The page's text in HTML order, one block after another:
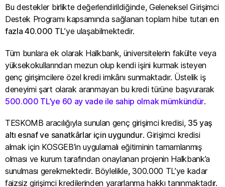
Bu destekler birlikte değerlendirildiğinde, Geleneksel Girişimci
Destek Programı kapsamında sağlanan toplam hibe tutarı en
fazla 40.000 TL’ye ulaşabilmektedir.
Tüm bunlara ek olarak Halkbank, üniversitelerin fakülte veya
yüksekokullarından mezun olup kendi işini kurmak isteyen
genç girişimcilere özel kredi imkânı sunmaktadır. Üstelik iş
deneyimi şart olarak aranmayan bu kredi türüne başvurarak
500.000 TL’ye 60 ay vade ile sahip olmak mümkündür.
TESKOMB aracılığıyla sunulan genç girişimci kredisi, 35 yaş
altı esnaf ve sanatkârlar için uygundur. Girişimci kredisi
almak için KOSGEB’in uygulamalı eğitiminin tamamlanmış
olması ve kurum tarafından onaylanan projenin Halkbank’a
sunulması gerekmektedir. Böylelikle, 300.000 TL’ye kadar
faizsiz girişimci kredilerinden yararlanma hakkı tanınmaktadır.